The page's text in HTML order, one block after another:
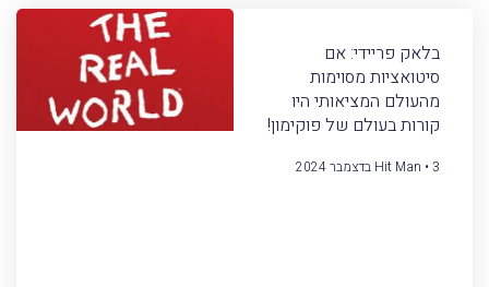
בלאק פריידי: אם
סיטואציות מסוימות
מהעולם המציאותי היו
קורות בעולם של פוקימון!
Hit Man 3 בדצמבר 2024